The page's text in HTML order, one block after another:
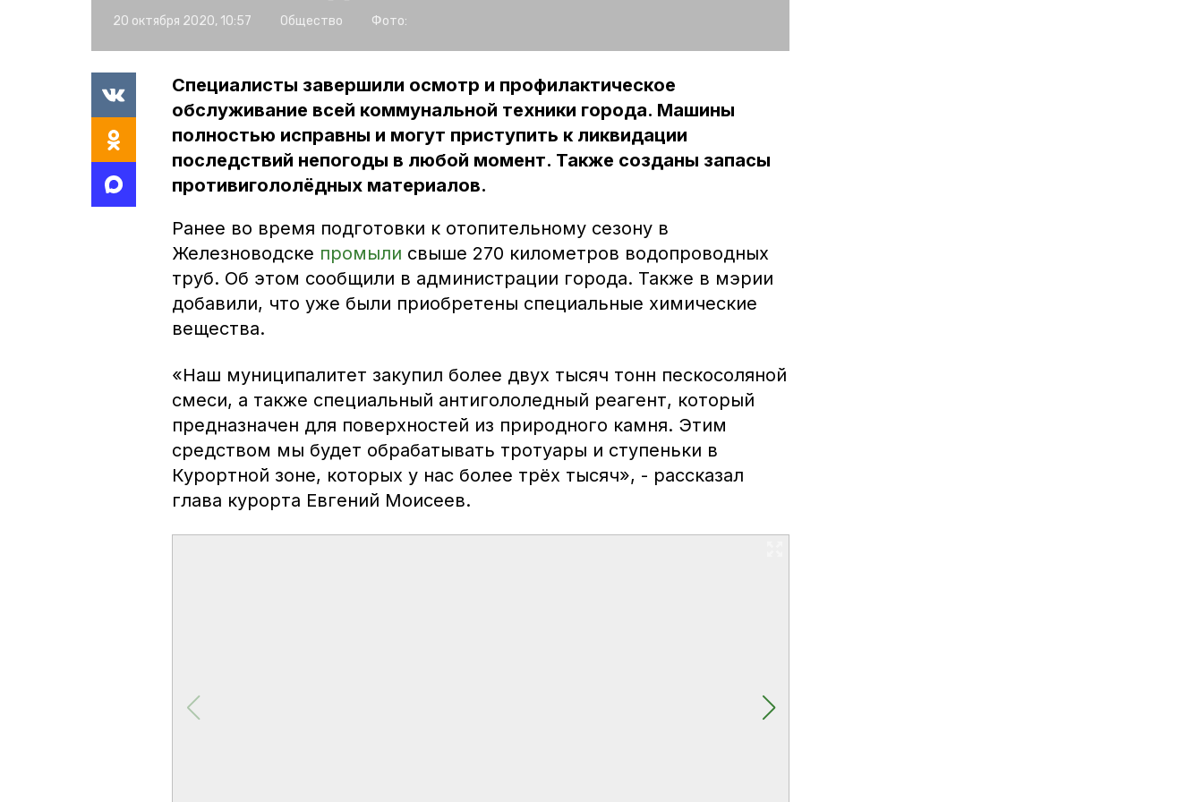
20 октября 2020, 10:57 Общество Фото:
Специалисты завершили осмотр и профилактическое
обслуживание всей коммунальной техники города. Машины
полностью исправны и могут приступить к ликвидации
последствий непогоды в любой момент. Также созданы запасы
противигололёдных материалов.
Ранее во время подготовки к отопительному сезону в
Железноводске промыли свыше 270 километров водопроводных
труб. Об этом сообщили в администрации города. Также в мэрии
добавили, что уже были приобретены специальные химические
вещества.
«Наш муниципалитет закупил более двух тысяч тонн пескосоляной
смеси, а также специальный антигололедный реагент, который
предназначен для поверхностей из природного камня. Этим
средством мы будет обрабатывать тротуары и ступеньки в
Курортной зоне, которых у нас более трёх тысяч», - рассказал
глава курорта Евгений Моисеев.